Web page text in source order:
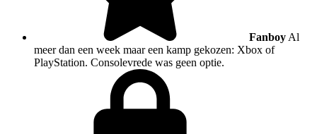
Fanboy Al
meer dan een week maar een kamp gekozen: Xbox of
PlayStation. Consolevrede was geen optie.